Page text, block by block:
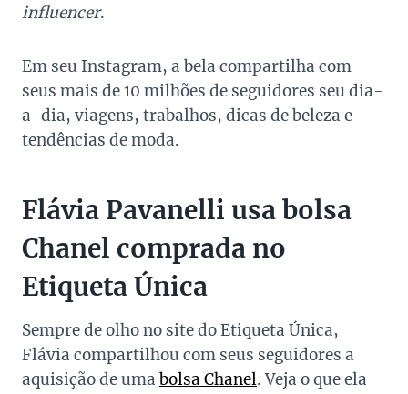
influencer.
Em seu Instagram, a bela compartilha com
seus mais de 10 milhões de seguidores seu dia-
a-dia, viagens, trabalhos, dicas de beleza e
tendências de moda.
Flávia Pavanelli usa bolsa
Chanel comprada no
Etiqueta Única
Sempre de olho no site do Etiqueta Única,
Flávia compartilhou com seus seguidores a
aquisição de uma bolsa Chanel. Veja o que ela